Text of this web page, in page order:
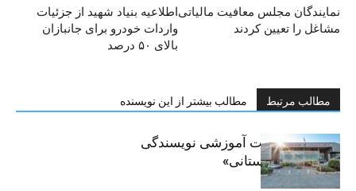
اطلاعیه بنیاد شهید از جزئیات
واردات خودرو برای جانبازان
بالای ۵۰ درصد
نمایندگان مجلس معافیت مالیاتی
مشاغل را تعیین کردند
مطالب مرتبط مطالب بیشتر از این نویسنده
برگزاری جلسات آموزشی نویسندگی
«زندگی‌نامه داستانی»